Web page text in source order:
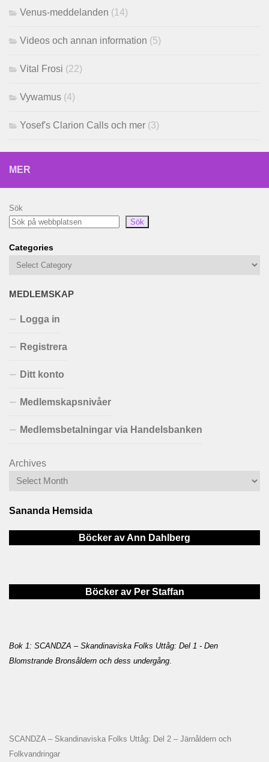
Venus-meddelanden (14)
Videos och annan information (5)
Vital Frosi (22)
Vywamus (4)
Yosef's Clarion Calls och mer (3)
MER
Sök
Sök
Categories
MEDLEMSKAP
Logga in
Registrera
Ditt konto
Medlemskapsnivåer
Medlemsbetalningar via Handelsbanken
Archives
Sananda Hemsida
Böcker av Ann Dahlberg
Böcker av Per Staffan
Bok 1: SCANDZA – Skandinaviska Folks Uttåg: Del 1 - Den
Blomstrande Bronsåldern och dess undergång
SCANDZA – Skandinaviska Folks Uttåg: Del 2 – Järnåldern och
Folkvandringar